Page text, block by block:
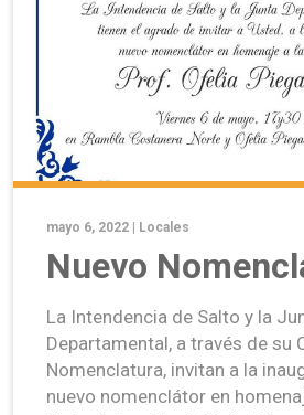
mayo 6, 2022 | Locales
Nuevo
La Intendencia de Salto y la
Departamental, a través de su
Nomenclatura, invitan a la
nuevo nomenclátor en